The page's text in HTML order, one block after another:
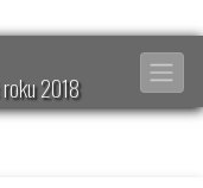
2018